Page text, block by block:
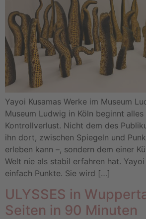
Yayoi Kusamas Werke im Museum
Museum Ludwig in Köln beginnt
Kontrollverlust. Nicht dem des
ihn dort, zwischen Spiegeln und
erleben kann –, sondern dem einer
Welt nie als stabil erfahren hat.
einfach Punkte. Sie wird […]
ULYSSES in
Seiten in 90 Minuten